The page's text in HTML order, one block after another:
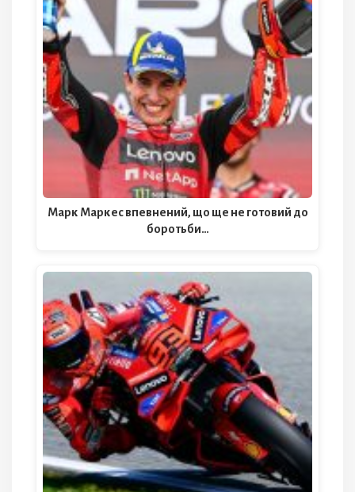
Марк Маркес впевнений, що ще не готовий до
боротьби…